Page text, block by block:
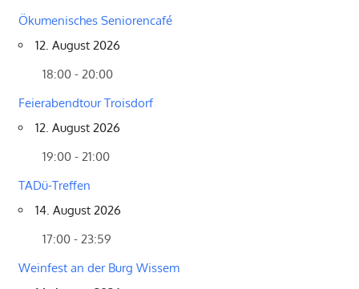
Ökumenisches Seniorencafé
12. August 2026
18:00 - 20:00
Feierabendtour Troisdorf
12. August 2026
19:00 - 21:00
TADü-Treffen
14. August 2026
17:00 - 23:59
Weinfest an der Burg Wissem